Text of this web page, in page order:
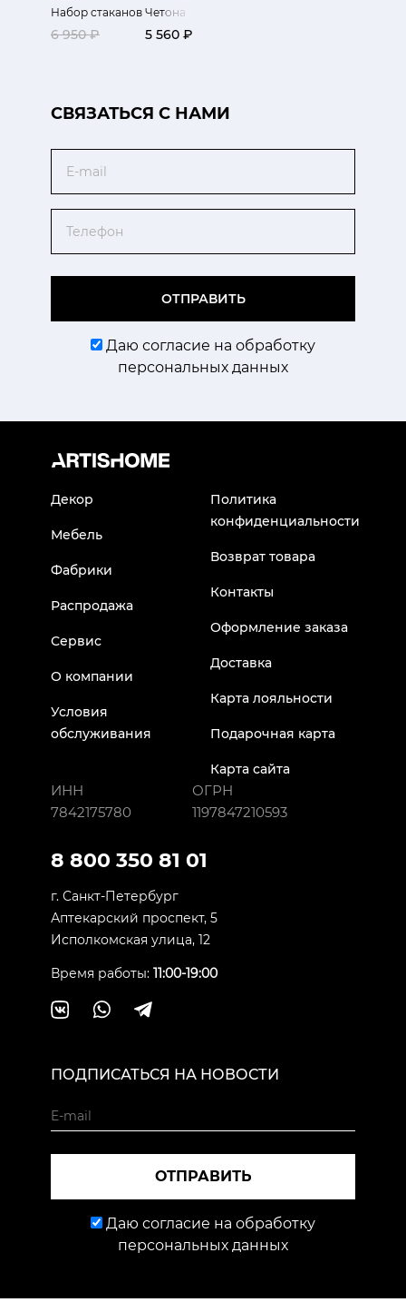
Набор стаканов Четона
6 950 ₽ 5 560 ₽
CВЯЗАТЬСЯ С НАМИ
ОТПРАВИТЬ
Даю согласие на обработку
персональных данных
Декор
Мебель
Фабрики
Распродажа
Сервис
О компании
Условия
обслуживания
Политика
конфиденциальности
Возврат товара
Контакты
Оформление заказа
Доставка
Карта лояльности
Подарочная карта
Карта сайта
ИНН
7842175780
ОГРН
1197847210593
8 800 350 81 01
г. Санкт-Петербург
Аптекарский проспект, 5
Исполкомская улица, 12
Время работы: 11:00-19:00
ПОДПИСАТЬСЯ НА НОВОСТИ
ОТПРАВИТЬ
Даю согласие на обработку
персональных данных